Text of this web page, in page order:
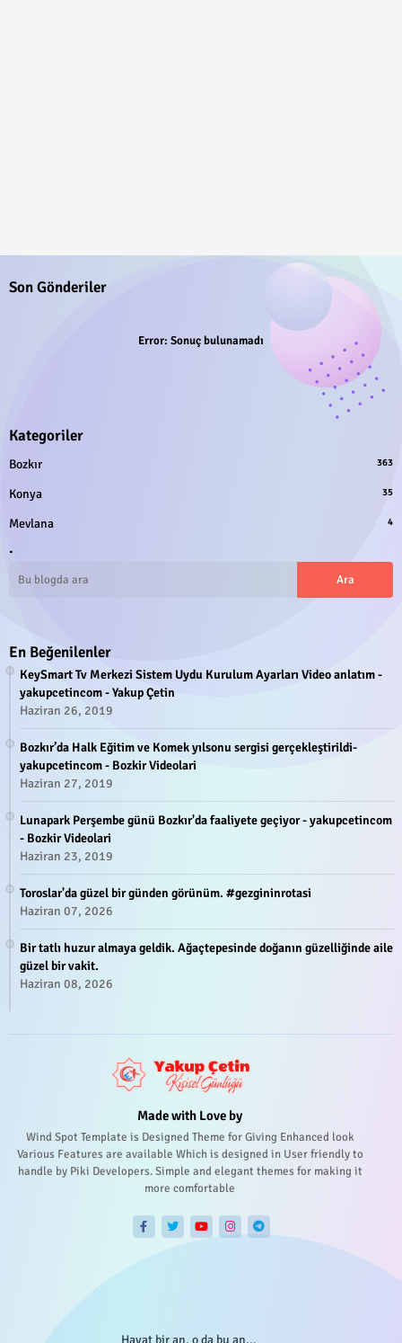
Son Gönderiler
Error: Sonuç bulunamadı
Kategoriler
Bozkır 363
Konya 35
Mevlana 4
.
En Beğenilenler
KeySmart Tv Merkezi Sistem Uydu Kurulum Ayarları Video anlatım -
yakupcetincom - Yakup Çetin
Haziran 26, 2019
Bozkır’da Halk Eğitim ve Komek yılsonu sergisi gerçekleştirildi-
yakupcetincom - Bozkir Videolari
Haziran 27, 2019
Lunapark Perşembe günü Bozkır'da faaliyete geçiyor - yakupcetincom
- Bozkir Videolari
Haziran 23, 2019
Toroslar'da güzel bir günden görünüm. #gezgininrotasi
Haziran 07, 2026
Bir tatlı huzur almaya geldik. Ağaçtepesinde doğanın güzelliğinde aile
güzel bir vakit.
Haziran 08, 2026
Made with Love by
Wind Spot Template is Designed Theme for Giving Enhanced look
Various Features are available Which is designed in User friendly to
handle by Piki Developers. Simple and elegant themes for making it
more comfortable